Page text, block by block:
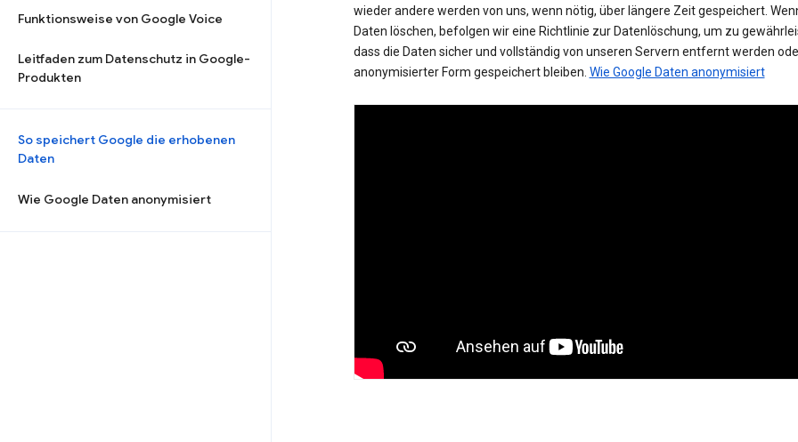
Funktionsweise von Google Voice
Leitfaden zum Datenschutz in Google-
Produkten
So speichert Google die erhobenen
Daten
Wie Google Daten anonymisiert
wieder andere werden von uns, wenn nötig, über längere Zeit gespeichert.
Daten löschen, befolgen wir eine Richtlinie zur Datenlöschung, um zu
dass die Daten sicher und vollständig von unseren Servern entfernt werden
anonymisierter Form gespeichert bleiben. Wie Google Daten anonymisiert